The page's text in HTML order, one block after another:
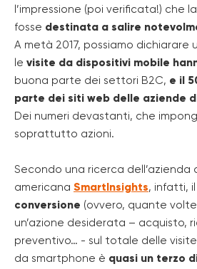
l’impressione (poi verificata!) che
fosse destinata a salire
A metà 2017, possiamo dichiarare
le visite da dispositivi mobile
buona parte dei settori B2C, e il
parte dei siti web delle aziende
Dei numeri devastanti, che
soprattutto azioni.
Secondo una ricerca dell’azienda
americana SmartInsights, infatti, il
conversione (ovvero, quante
un’azione desiderata – acquisto,
preventivo… - sul totale delle
da smartphone è quasi un terzo